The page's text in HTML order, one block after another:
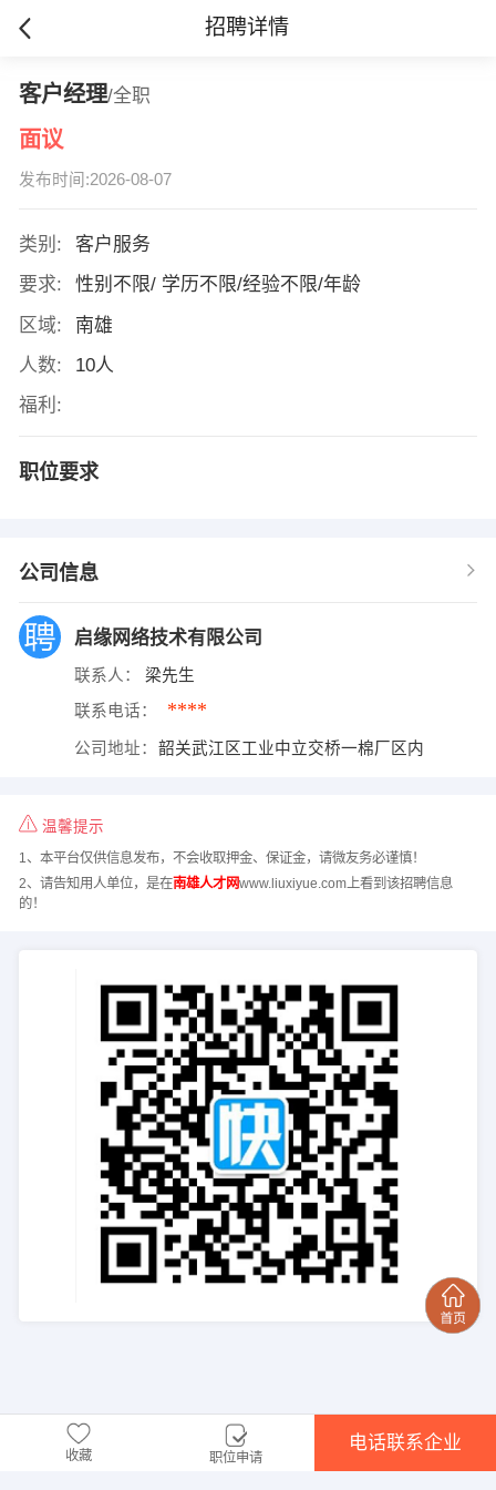
招聘详情
客户经理/全职
面议
发布时间:2026-08-07
类别:
客户服务
要求:
性别不限/ 学历不限/经验不限/年龄
区域:
南雄
人数:
10人
福利:
职位要求
公司信息
启缘网络技术有限公司
联系人： 梁先生
联系电话： ****
公司地址： 韶关武江区工业中立交桥一棉厂区内
温馨提示
1、本平台仅供信息发布，不会收取押金、保证金，请微友务必谨慎！
2、请告知用人单位，是在南雄人才网www.liuxiyue.com上看到该招聘信息
的！
收藏 职位申请
电话联系企业